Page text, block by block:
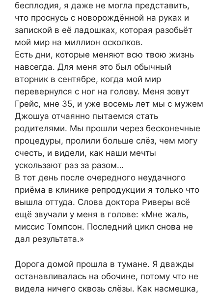
бесплодия, я даже не могла представить,
что проснусь с новорождённой на руках и
запиской в её ладошках, которая разобьёт
мой мир на миллион осколков.
Есть дни, которые меняют всю твою жизнь
навсегда. Для меня это был обычный
вторник в сентябре, когда мой мир
перевернулся с ног на голову. Меня зовут
Грейс, мне 35, и уже восемь лет мы с мужем
Джошуа отчаянно пытаемся стать
родителями. Мы прошли через бесконечные
процедуры, пролили больше слёз, чем могу
счесть, и видели, как наши мечты
ускользают раз за разом…
В тот день после очередного неудачного
приёма в клинике репродукции я только что
вышла оттуда. Слова доктора Риверы всё
ещё звучали у меня в голове: «Мне жаль,
миссис Томпсон. Последний цикл снова не
дал результата.»
Дорога домой прошла в тумане. Я дважды
останавливалась на обочине, потому что не
видела ничего сквозь слёзы. Как насмешка,